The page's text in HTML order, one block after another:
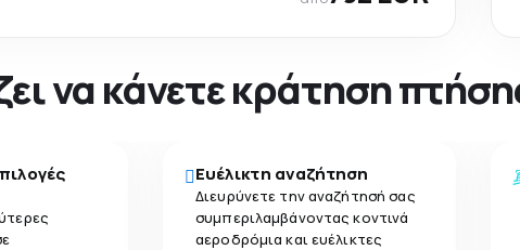
να κάνετε κράτηση
Ευέλικτη αναζήτηση
Διευρύνετε την αναζήτησή σας
συμπεριλαμβάνοντας κοντινά
αεροδρόμια και ευέλικτες